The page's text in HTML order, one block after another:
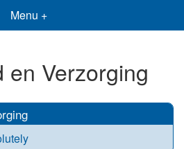
Menu +
en Verzorging